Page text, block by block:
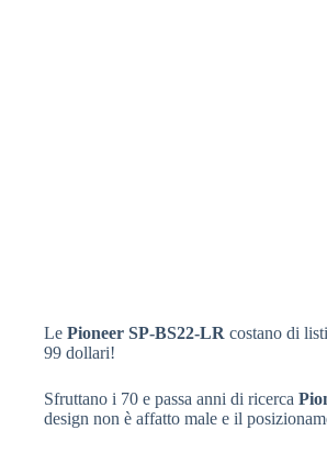
Le Pioneer SP-BS22-LR costano di
99 dollari!
Sfruttano i 70 e passa anni di ricerca
design non è affatto male e il